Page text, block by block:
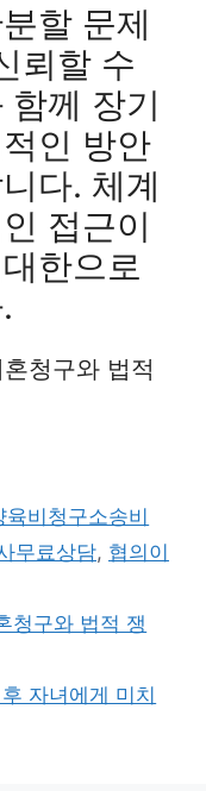
할 문제
뢰할 수
께 장기
인 방안
다. 체계
접근이
한으로
청구와 법적
육비청구소송비
무료상담, 협의이
청구와 법적 쟁
자녀에게 미치